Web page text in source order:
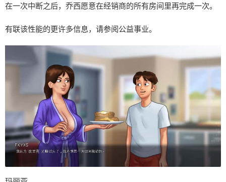
在一次中断之后，乔西愿意在经销商的所有房间里再完成一次。
有联该性能的更许多信息，请参阅公益事业。